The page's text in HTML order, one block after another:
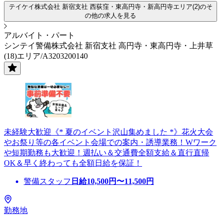
テイケイ株式会社 新宿支社 西荻窪・東高円寺・新高円寺エリア(2)のそ
の他の求人を見る
アルバイト・パート
シンテイ警備株式会社 新宿支社 高円寺・東高円寺・上井草
(18)エリア/A3203200140
未経験大歓迎《* 夏のイベント沢山集めました *》花火大会
やお祭り等の各イベント会場での案内・誘導業務！Wワーク
や短期勤務も大歓迎！週払い＆交通費全額支給＆直行直帰
OK＆早く終わっても全額日給を保証！
警備スタッフ 日給10,500円〜11,500円
勤務地